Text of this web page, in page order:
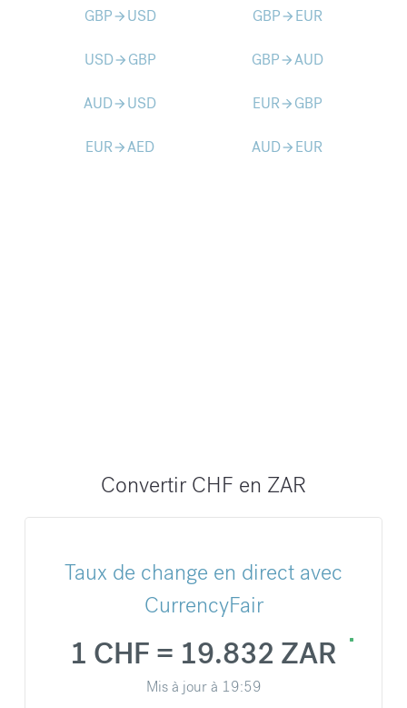
GBParrow_forward USD GBParrow_forward EUR
USDarrow_forward GBP GBParrow_forwardAUD
AUDarrow_forward USD EURarrow_forward GBP
EURarrow_forwardAED AUDarrow_forward EUR
Convertir CHF en ZAR
Taux de change en direct avec
CurrencyFair
1 CHF = 19.832 ZAR
Mis à jour à 19:59